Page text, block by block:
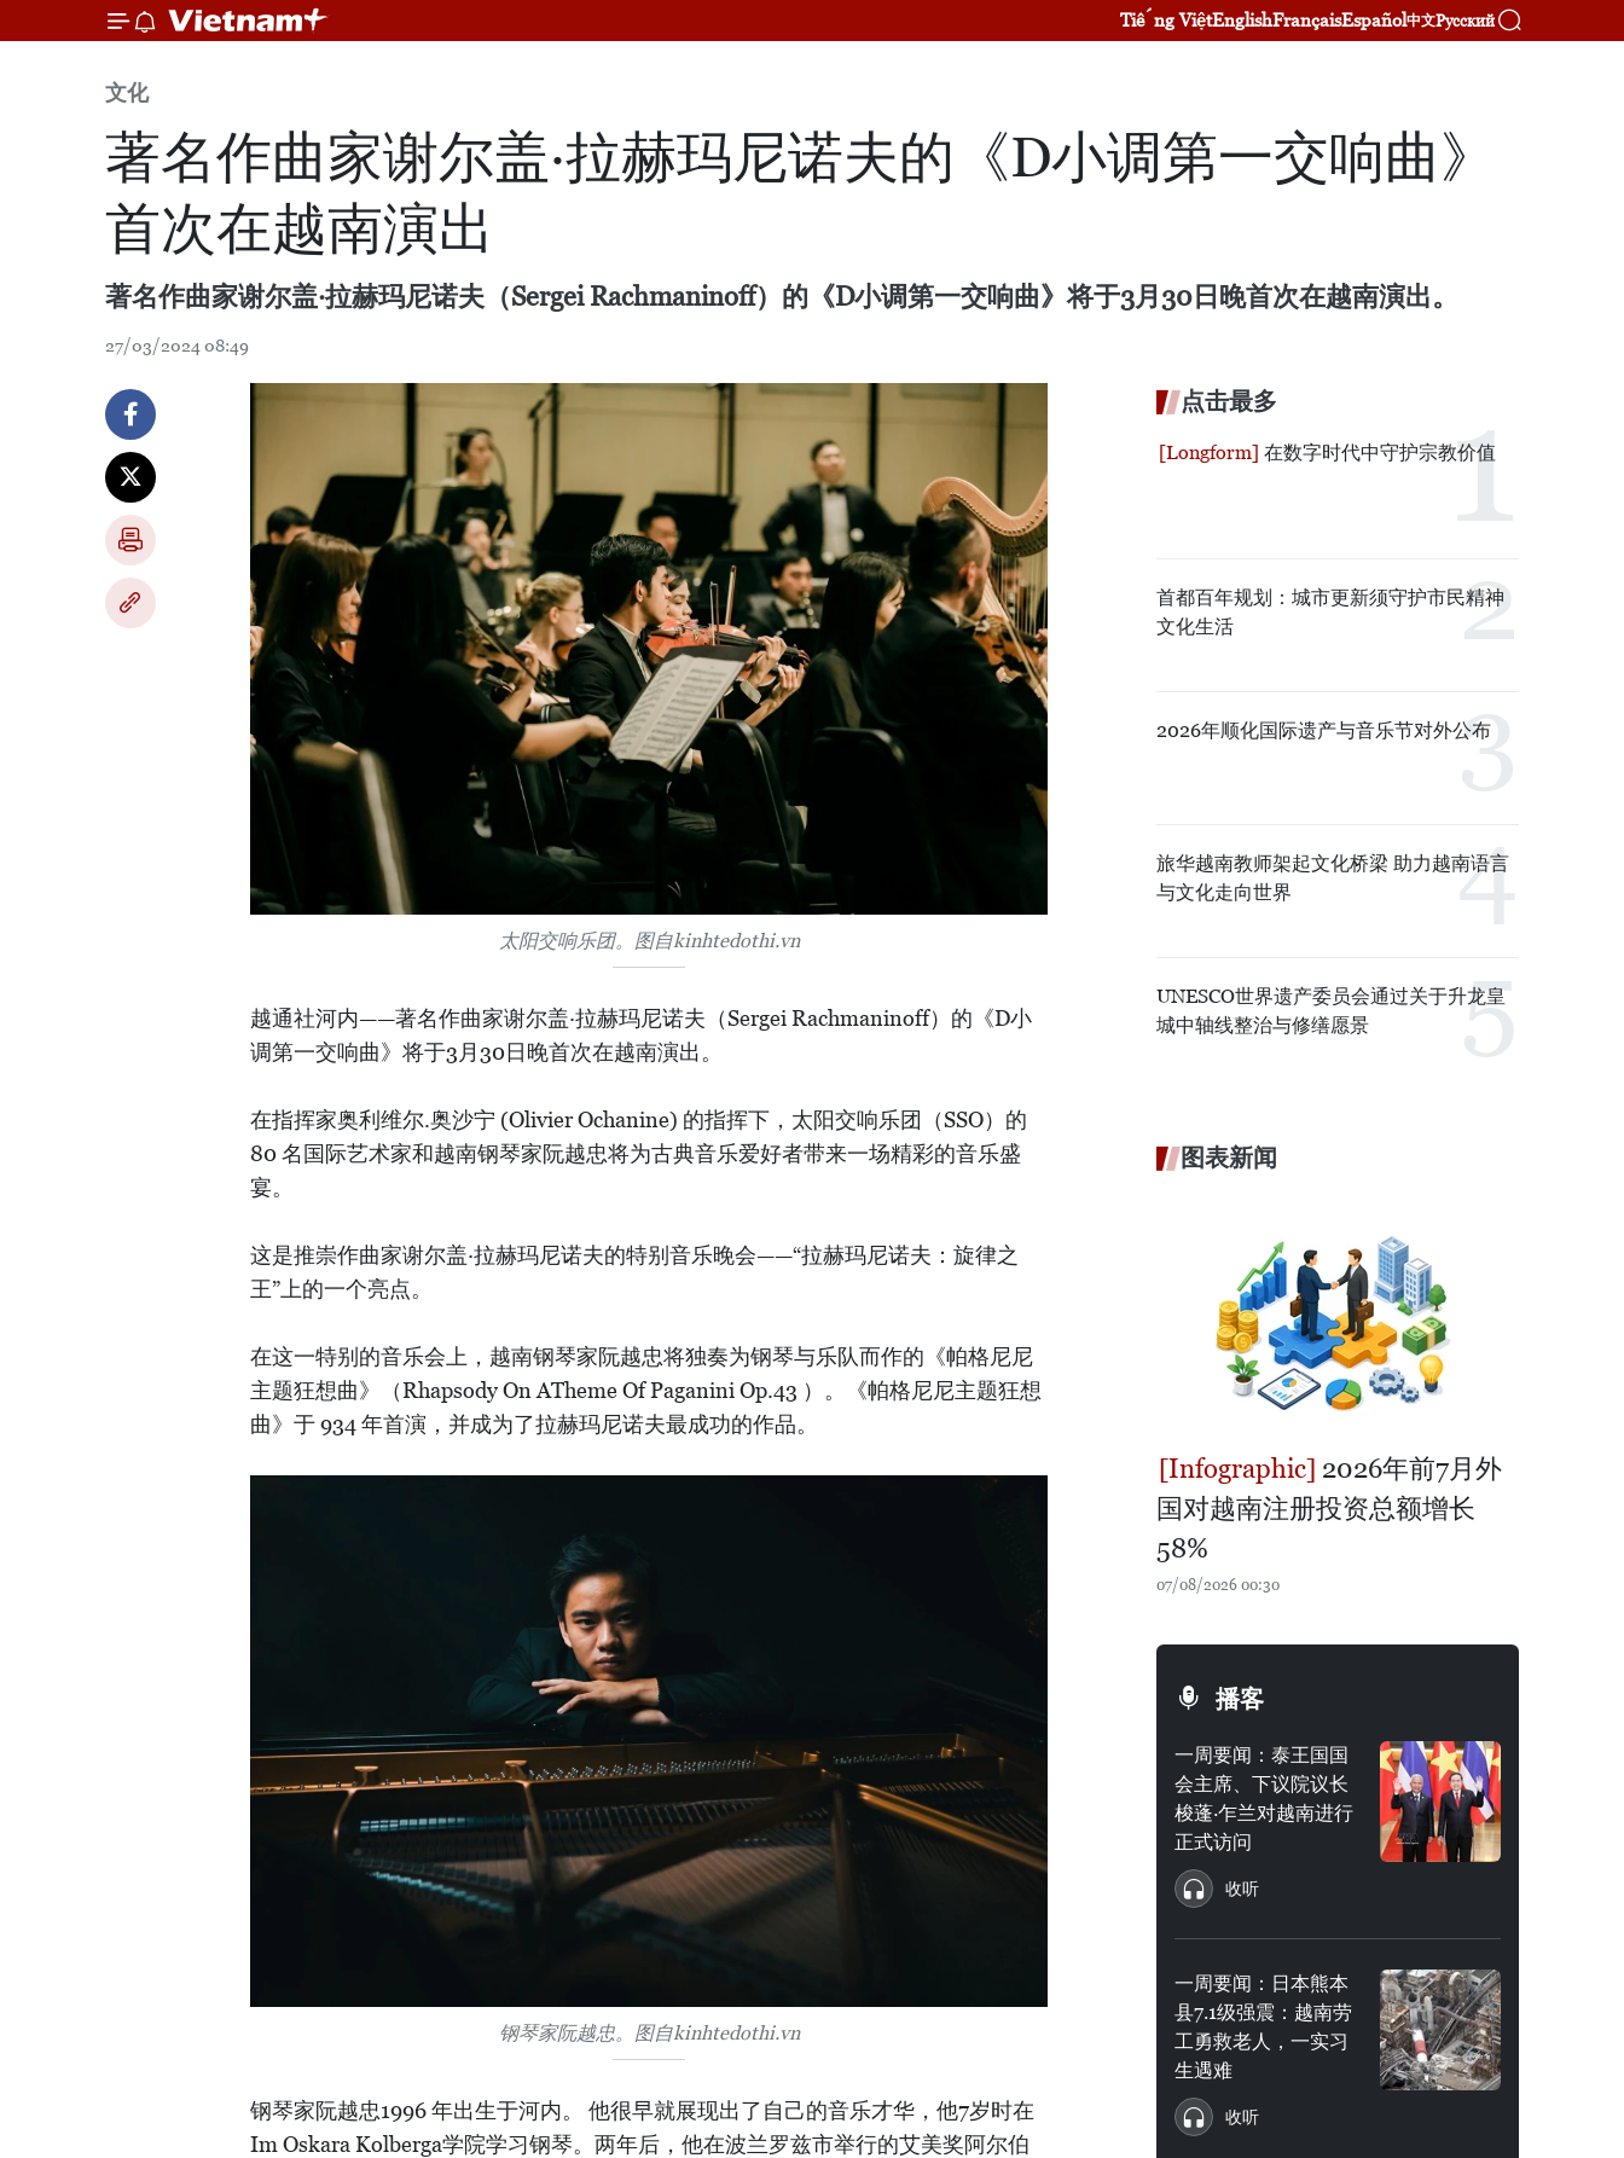
Tiếng ViệtEnglishFrançaisEspañol中文Русский
文化
著名作曲家谢尔盖·拉赫玛尼诺夫的《D小调第一交响曲》
首次在越南演出
著名作曲家谢尔盖·拉赫玛尼诺夫（Sergei Rachmaninoff）的《D小调第一交响曲》将于3月30日晚首次在越南演出。
27/03/2024 08:49
太阳交响乐团。图自kinhtedothi.vn
越通社河内——著名作曲家谢尔盖·拉赫玛尼诺夫（Sergei Rachmaninoff）的《D小
调第一交响曲》将于3月30日晚首次在越南演出。
在指挥家奥利维尔.奥沙宁 (Olivier Ochanine) 的指挥下，太阳交响乐团（SSO）的
80 名国际艺术家和越南钢琴家阮越忠将为古典音乐爱好者带来一场精彩的音乐盛
宴。
这是推崇作曲家谢尔盖·拉赫玛尼诺夫的特别音乐晚会——“拉赫玛尼诺夫：旋律之
王”上的一个亮点。
在这一特别的音乐会上，越南钢琴家阮越忠将独奏为钢琴与乐队而作的《帕格尼尼
主题狂想曲》（Rhapsody On ATheme Of Paganini Op.43 ）。《帕格尼尼主题狂想
曲》于 934 年首演，并成为了拉赫玛尼诺夫最成功的作品。
钢琴家阮越忠。图自kinhtedothi.vn
钢琴家阮越忠1996 年出生于河内。 他很早就展现出了自己的音乐才华，他7岁时在
Im Oskara Kolberga学院学习钢琴。两年后，他在波兰罗兹市举行的艾美奖阿尔伯
点击最多
在数字时代中守护宗教价值
首都百年规划：城市更新须守护市民精神
文化生活
2026年顺化国际遗产与音乐节对外公布
旅华越南教师架起文化桥梁 助力越南语言
与文化走向世界
UNESCO世界遗产委员会通过关于升龙皇
城中轴线整治与修缮愿景
图表新闻
2026年前7月外
国对越南注册投资总额增长
58%
07/08/2026 00:30
播客
一周要闻：泰王国国
会主席、下议院议长
梭蓬·乍兰对越南进行
正式访问
收听
一周要闻：日本熊本
县7.1级强震：越南劳
工勇救老人，一实习
生遇难
收听